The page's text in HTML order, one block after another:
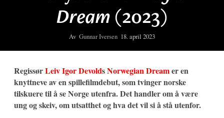
Dream(2023)
Av Gunnar Iversen 18. april 2023
RegissørLeiv Igor DevoldsNorwegian Dreamer en
knyttneve av en spillefilmdebut, som tvinger norske
tilskuere til å se Norge utenfra. Det handler om å være
ung og skeiv, om utsatthet og hva det vil si å stå utenfor.